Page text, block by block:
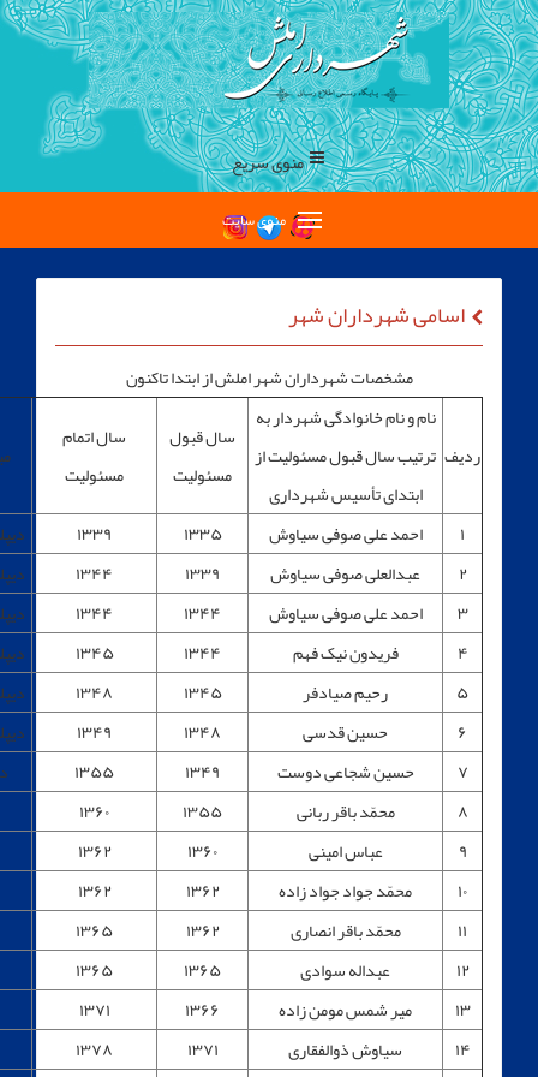
منوی سریع
شهرداران شهر
مشخصات شهرداران شهر املش از ابتدا تاکنون
و نام خانوادگی شهردار به
سال قبول مسئولیت از
ابتدای تأسیس شهرداری
سال قبول
مسئولیت
سال اتمام
مسئولیت
میزان تحصیلات
احمد علی صوفی سیاوش ۱۳۳۵ ۱۳۳۹
دیپلم کامل متوسطه
عبدالعلی صوفی سیاوش
۱۳۳۹ ۱۳۴۴
دیپلم کامل متوسطه
احمد علی صوفی سیاوش
۱۳۴۴ ۱۳۴۴
دیپلم کامل متوسطه
فریدون نیک فهم
۱۳۴۴ ۱۳۴۵
دیپلم کامل متوسطه
رحیم صیادفر
۱۳۴۵ ۱۳۴۸
دیپلم کامل متوسطه
حسین قدسی
۱۳۴۸ ۱۳۴۹
دیپلم کامل متوسطه
حسین شجاعی دوست
۱۳۴۹ ۱۳۵۵
دیپلم متوسطه
محمّد باقر ربانی
۱۳۵۵ ۱۳۶۰
فوق دیپلم
عباس امینی
۱۳۶۰ ۱۳۶۲
دیپلم
محمّد جواد جواد زاده
۱۳۶۲ ۱۳۶۲
دیپلم
محمّد باقر انصاری
۱۳۶۲ ۱۳۶۵
دیپلم
عبداله سوادی
۱۳۶۵ ۱۳۶۵
دیپلم
میر شمس مومن زاده
۱۳۶۶ ۱۳۷۱
دیپلم
سیاوش ذوالفقاری
۱۳۷۱ ۱۳۷۸
فوق دیپلم